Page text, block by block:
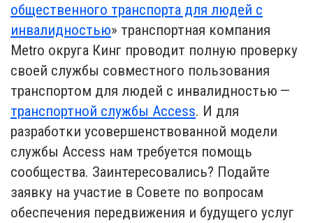
общественного транспорта для людей с
инвалидностью» транспортная компания
Metro округа Кинг проводит полную проверку
своей службы совместного пользования
транспортом для людей с инвалидностью —
транспортной службы Access. И для
разработки усовершенствованной модели
службы Access нам требуется помощь
сообщества. Заинтересовались? Подайте
заявку на участие в Совете по вопросам
обеспечения передвижения и будущего услуг